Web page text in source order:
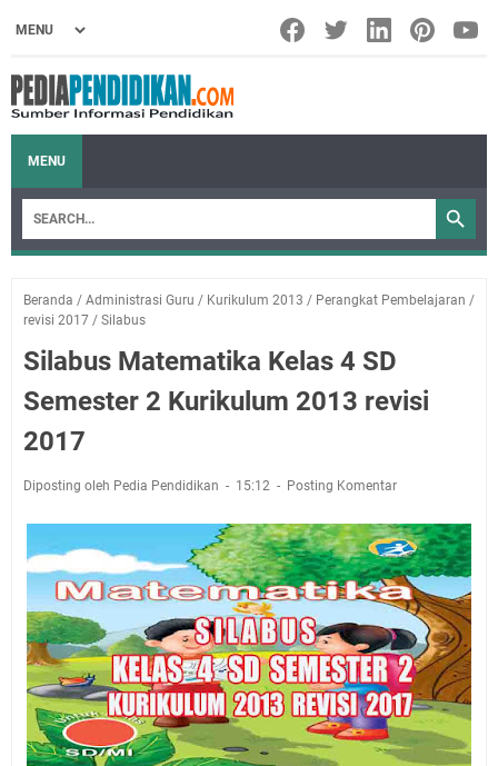
MENU
Beranda / Administrasi Guru / Kurikulum 2013 / Perangkat Pembelajaran /
revisi 2017 / Silabus
Silabus Matematika Kelas 4 SD
Semester 2 Kurikulum 2013 revisi
2017
Diposting oleh Pedia Pendidikan 15:12 Posting Komentar